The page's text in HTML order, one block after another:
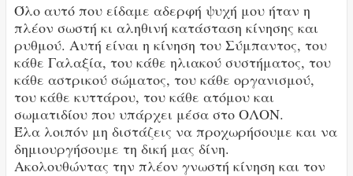
Όλο αυτό που είδαμε αδερφή ψυχή μου ήταν η
πλέον σωστή κι αληθινή κατάσταση κίνησης και
ρυθμού. Αυτή είναι η κίνηση του Σύμπαντος, του
κάθε Γαλαξία, του κάθε ηλιακού συστήματος, του
κάθε αστρικού σώματος, του κάθε οργανισμού,
του κάθε κυττάρου, του κάθε ατόμου και
σωματιδίου που υπάρχει μέσα στο ΟΛΟΝ.
Έλα λοιπόν μη διστάζεις να προχωρήσουμε και να
δημιουργήσουμε τη δική μας δίνη.
Ακολουθώντας την πλέον γνωστή κίνηση και τον